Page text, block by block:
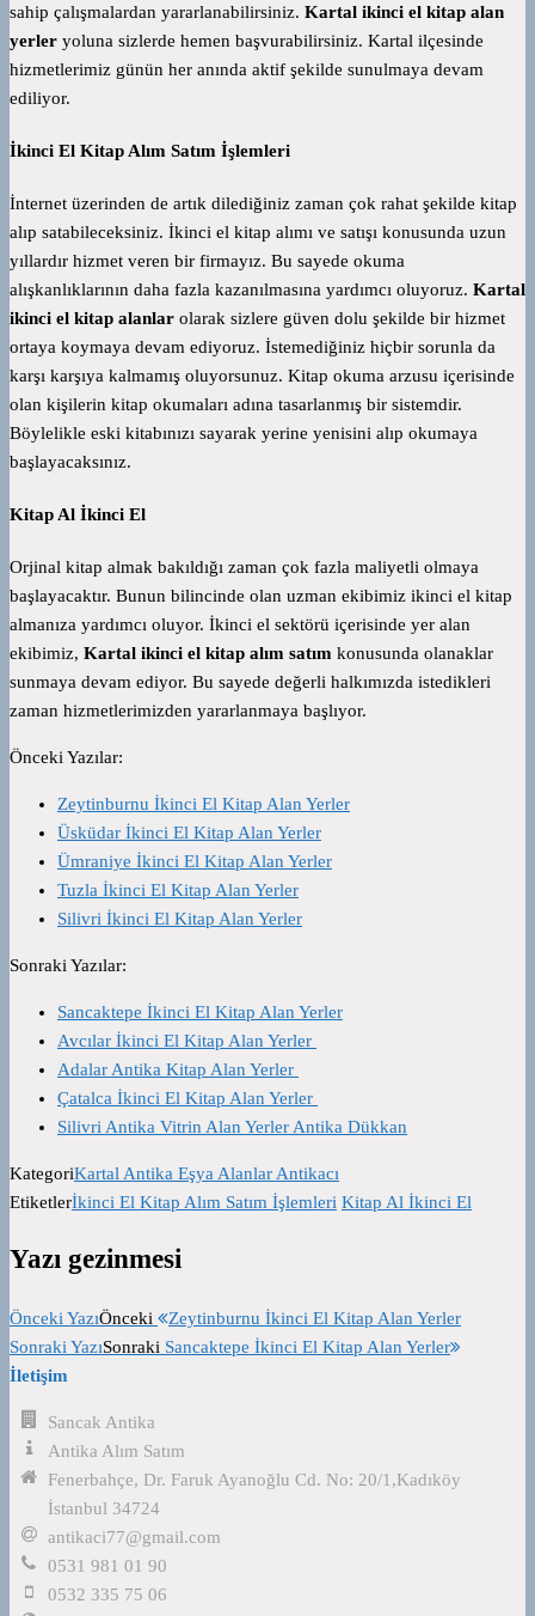
sahip çalışmalardan yararlanabilirsiniz. Kartal ikinci el kitap alan
yerler yoluna sizlerde hemen başvurabilirsiniz. Kartal ilçesinde
hizmetlerimiz günün her anında aktif şekilde sunulmaya devam
ediliyor.
İkinci El Kitap Alım Satım İşlemleri
İnternet üzerinden de artık dilediğiniz zaman çok rahat şekilde kitap
alıp satabileceksiniz. İkinci el kitap alımı ve satışı konusunda uzun
yıllardır hizmet veren bir firmayız. Bu sayede okuma
alışkanlıklarının daha fazla kazanılmasına yardımcı oluyoruz. Kartal
ikinci el kitap alanlar olarak sizlere güven dolu şekilde bir hizmet
ortaya koymaya devam ediyoruz. İstemediğiniz hiçbir sorunla da
karşı karşıya kalmamış oluyorsunuz. Kitap okuma arzusu içerisinde
olan kişilerin kitap okumaları adına tasarlanmış bir sistemdir.
Böylelikle eski kitabınızı sayarak yerine yenisini alıp okumaya
başlayacaksınız.
Kitap Al İkinci El
Orjinal kitap almak bakıldığı zaman çok fazla maliyetli olmaya
başlayacaktır. Bunun bilincinde olan uzman ekibimiz ikinci el kitap
almanıza yardımcı oluyor. İkinci el sektörü içerisinde yer alan
ekibimiz, Kartal ikinci el kitap alım satım konusunda olanaklar
sunmaya devam ediyor. Bu sayede değerli halkımızda istedikleri
zaman hizmetlerimizden yararlanmaya başlıyor.
Önceki Yazılar:
Zeytinburnu İkinci El Kitap Alan Yerler
Üsküdar İkinci El Kitap Alan Yerler
Ümraniye İkinci El Kitap Alan Yerler
Tuzla İkinci El Kitap Alan Yerler
Silivri İkinci El Kitap Alan Yerler
Sonraki Yazılar:
Sancaktepe İkinci El Kitap Alan Yerler
Avcılar İkinci El Kitap Alan Yerler
Adalar Antika Kitap Alan Yerler
Çatalca İkinci El Kitap Alan Yerler
Silivri Antika Vitrin Alan Yerler Antika Dükkan
KategoriKartal Antika Eşya Alanlar Antikacı
Etiketlerİkinci El Kitap Alım Satım İşlemleri Kitap Al İkinci El
Yazı gezinmesi
Önceki YazıÖnceki
Zeytinburnu İkinci El Kitap Alan Yerler
Sonraki YazıSonraki Sancaktepe İkinci El Kitap Alan Yerler
İletişim
Sancak Antika
Antika Alım Satım
Fenerbahçe, Dr. Faruk Ayanoğlu Cd. No: 20/1,Kadıköy
İstanbul 34724
antikaci77@gmail.com
0531 981 01 90
0532 335 75 06